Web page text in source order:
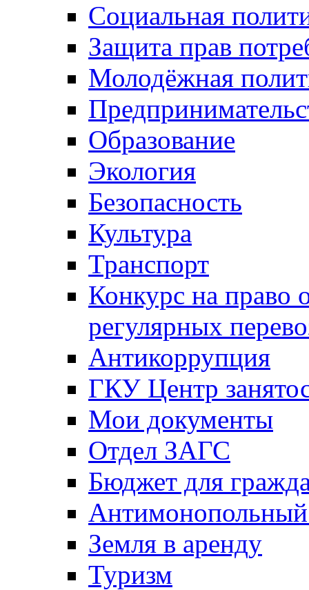
Социальная
Защита прав
Молодёжная
Образование
Экология
Безопасность
Культура
Транспорт
Конкурс на право
регулярных
Антикоррупция
ГКУ Центр
Мои документы
Отдел ЗАГС
Бюджет для
Антимонопольный
Земля в аренду
Туризм